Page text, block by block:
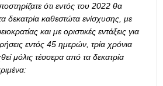
ότι εντός του 2022 θα
δεκατρία καθεστώτα ενίσχυσης, με
και με οριστικές εντάξεις για
εντός 45 ημερών, τρία χρόνια
μόλις τέσσερα από τα δεκατρία